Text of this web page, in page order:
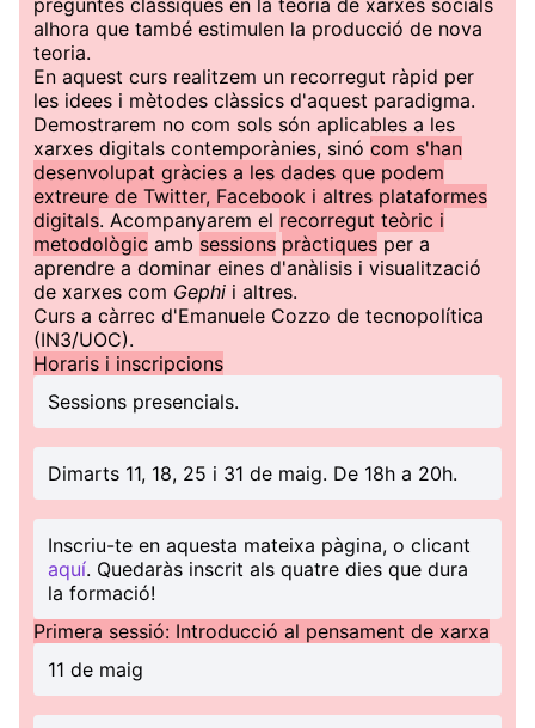
preguntes clàssiques en la teoria de xarxes socials
alhora que també estimulen la producció de nova
teoria.
En aquest curs realitzem un recorregut ràpid per
les idees i mètodes clàssics d'aquest paradigma.
Demostrarem no com sols són aplicables a les
xarxes digitals contemporànies, sinó com s'han
desenvolupat gràcies a les dades que podem
extreure de Twitter, Facebook i altres plataformes
digitals. Acompanyarem el recorregut teòric i
metodològic amb sessions pràctiques per a
aprendre a dominar eines d'anàlisis i visualització
de xarxes com Gephi i altres.
Curs a càrrec d'Emanuele Cozzo de tecnopolítica
(IN3/UOC).
Horaris i inscripcions
Sessions presencials.
Dimarts 11, 18, 25 i 31 de maig. De 18h a 20h.
Inscriu-te en aquesta mateixa pàgina, o clicant
aquí. Quedaràs inscrit als quatre dies que dura
la formació!
Primera sessió: Introducció al pensament de xarxa
11 de maig